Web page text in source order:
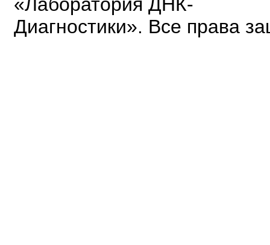
Диагностики». Все права